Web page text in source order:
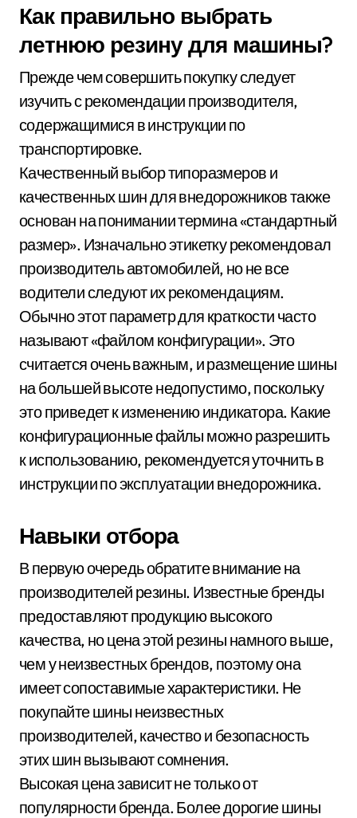
Как правильно выбрать
летнюю резину для машины?
Прежде чем совершить покупку следует
изучить с рекомендации производителя,
содержащимися в инструкции по
транспортировке.
Качественный выбор типоразмеров и
качественных шин для внедорожников также
основан на понимании термина «стандартный
размер». Изначально этикетку рекомендовал
производитель автомобилей, но не все
водители следуют их рекомендациям.
Обычно этот параметр для краткости часто
называют «файлом конфигурации». Это
считается очень важным, и размещение шины
на большей высоте недопустимо, поскольку
это приведет к изменению индикатора. Какие
конфигурационные файлы можно разрешить
к использованию, рекомендуется уточнить в
инструкции по эксплуатации внедорожника.
Навыки отбора
В первую очередь обратите внимание на
производителей резины. Известные бренды
предоставляют продукцию высокого
качества, но цена этой резины намного выше,
чем у неизвестных брендов, поэтому она
имеет сопоставимые характеристики. Не
покупайте шины неизвестных
производителей, качество и безопасность
этих шин вызывают сомнения.
Высокая цена зависит не только от
популярности бренда. Более дорогие шины